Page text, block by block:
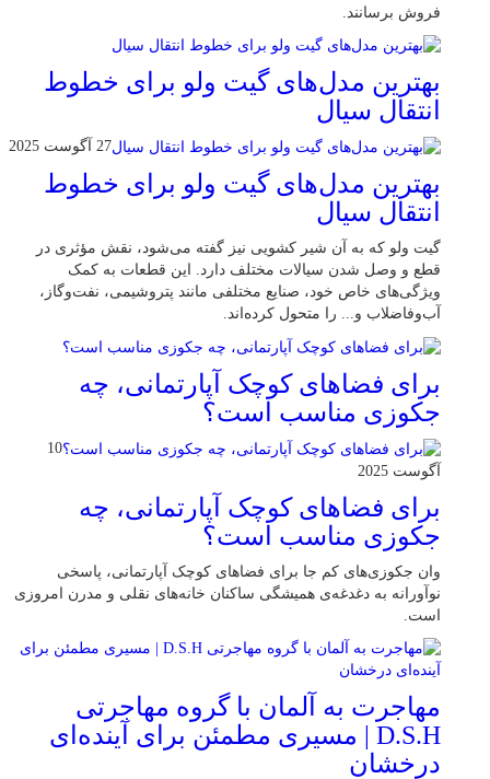
فروش برسانند.
بهترین مدل‌های گیت ولو برای خطوط
انتقال سیال
27 آگوست 2025
بهترین مدل‌های گیت ولو برای خطوط
انتقال سیال
گیت ولو که به آن شیر کشویی نیز گفته می‌شود، نقش مؤثری در
قطع و وصل شدن سیالات مختلف دارد. این قطعات به کمک
ویژگی‌های خاص خود، صنایع مختلفی مانند پتروشیمی، نفت‌وگاز،
آب‌وفاضلاب و... را متحول کرده‌اند.
برای فضاهای کوچک آپارتمانی، چه
جکوزی مناسب است؟
10
آگوست 2025
برای فضاهای کوچک آپارتمانی، چه
جکوزی مناسب است؟
وان جکوزی‌های کم‌ جا برای فضاهای کوچک آپارتمانی، پاسخی
نوآورانه به دغدغه‌ی همیشگی ساکنان خانه‌های نقلی و مدرن امروزی
ا‌ست.
مهاجرت به آلمان با گروه مهاجرتی
D.S.H | مسیری مطمئن برای آینده‌ای
درخشان